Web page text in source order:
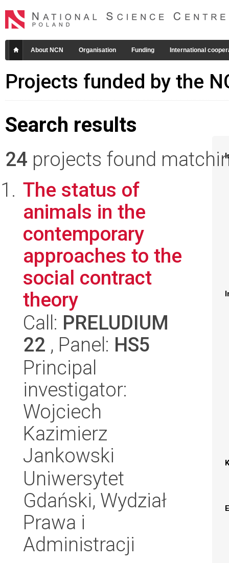
About NCN Organisation Funding International
Projects funded by the
Search results
24 projects found
The status of
animals in the
contemporary
approaches to the
social contract
theory
Call: PRELUDIUM
22 , Panel: HS5
Principal
investigator:
Wojciech
Kazimierz
Jankowski
Uniwersytet
Gdański, Wydział
Prawa i
Administracji